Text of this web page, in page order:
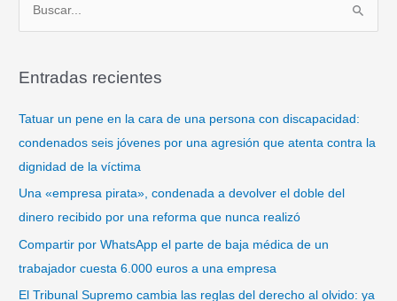
c
Entradas recientes
Tatuar un pene en la cara de una persona con discapacidad:
condenados seis jóvenes por una agresión que atenta contra la
dignidad de la víctima
Una «empresa pirata», condenada a devolver el doble del
dinero recibido por una reforma que nunca realizó
Compartir por WhatsApp el parte de baja médica de un
trabajador cuesta 6.000 euros a una empresa
El Tribunal Supremo cambia las reglas del derecho al olvido: ya